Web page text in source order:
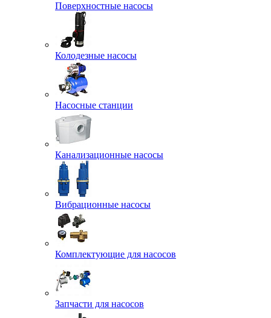
Поверхностные насосы
Колодезные насосы
Насосные станции
Канализационные насосы
Вибрационные насосы
Комплектующие для насосов
Запчасти для насосов